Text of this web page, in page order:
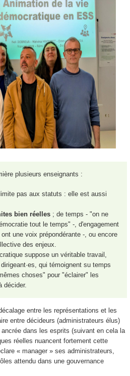
plusieurs enseignants :
pas aux statuts : elle est aussi
bien réelles ; de temps - "on ne
tout le temps" -, d'engagement
une voix prépondérante -, ou encore
des enjeux.
suppose un véritable travail,
qui témoignent su temps
choses" pour "éclairer" les
décider.
entre les représentations et les
entre décideurs (administrateurs élus)
dans les esprits (suivant en cela la
réelles nuancent fortement cette
« manager » ses administrateurs,
attendu dans une gouvernance